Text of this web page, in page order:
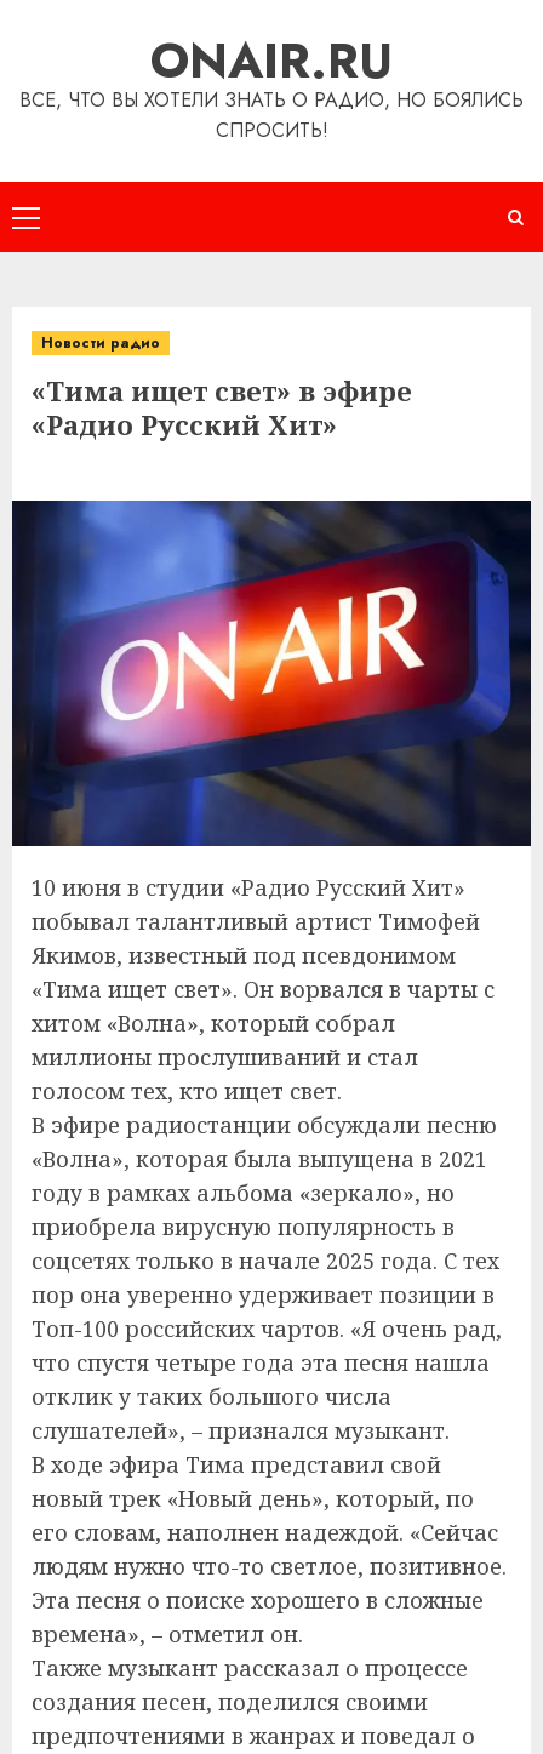
ONAIR.RU
ВСЕ, ЧТО ВЫ ХОТЕЛИ ЗНАТЬ О РАДИО, НО БОЯЛИСЬ
СПРОСИТЬ!
Основное
меню
Новости радио
«Тима ищет свет» в эфире
«Радио Русский Хит»
10 июня в студии «Радио Русский Хит»
побывал талантливый артист Тимофей
Якимов, известный под псевдонимом
«Тима ищет свет». Он ворвался в чарты с
хитом «Волна», который собрал
миллионы прослушиваний и стал
голосом тех, кто ищет свет.
В эфире радиостанции обсуждали песню
«Волна», которая была выпущена в 2021
году в рамках альбома «зеркало», но
приобрела вирусную популярность в
соцсетях только в начале 2025 года. С тех
пор она уверенно удерживает позиции в
Топ-100 российских чартов. «Я очень рад,
что спустя четыре года эта песня нашла
отклик у таких большого числа
слушателей», – признался музыкант.
В ходе эфира Тима представил свой
новый трек «Новый день», который, по
его словам, наполнен надеждой. «Сейчас
людям нужно что-то светлое, позитивное.
Эта песня о поиске хорошего в сложные
времена», – отметил он.
Также музыкант рассказал о процессе
создания песен, поделился своими
предпочтениями в жанрах и поведал о